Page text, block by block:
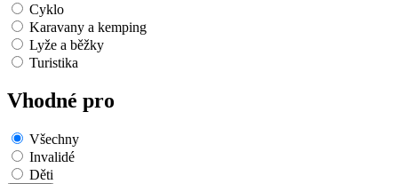
Cyklo
Karavany a kemping
Lyže a běžky
Turistika
Vhodné pro
Všechny
Invalidé
Děti